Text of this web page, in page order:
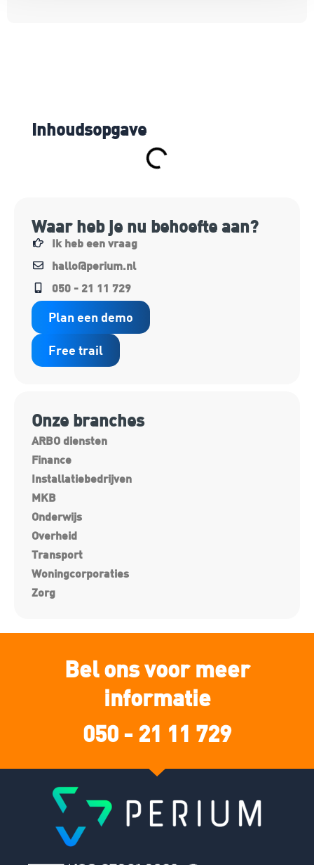
Inhoudsopgave
Waar heb je nu behoefte aan?
Ik heb een vraag
hallo@perium.nl
050 - 21 11 729
Plan een demo
Free trail
Onze branches
ARBO diensten
Finance
Installatiebedrijven
MKB
Onderwijs
Overheid
Transport
Woningcorporaties
Zorg
Bel ons voor meer
informatie
050 - 21 11 729